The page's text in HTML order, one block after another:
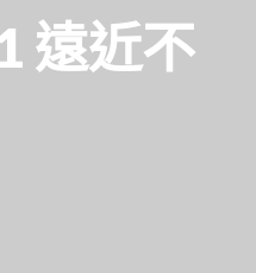
遠近不